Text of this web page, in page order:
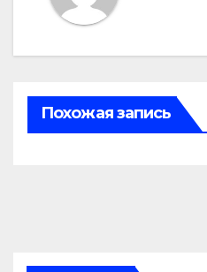
Похожая запись